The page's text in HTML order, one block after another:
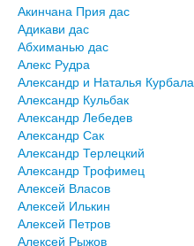
Акинчана Прия дас
Адикави дас
Абхиманью дас
Алекс Рудра
Александр и Наталья Курбала
Александр Кульбак
Александр Лебедев
Александр Сак
Александр Терлецкий
Александр Трофимец
Алексей Власов
Алексей Илькин
Алексей Петров
Алексей Рыжов